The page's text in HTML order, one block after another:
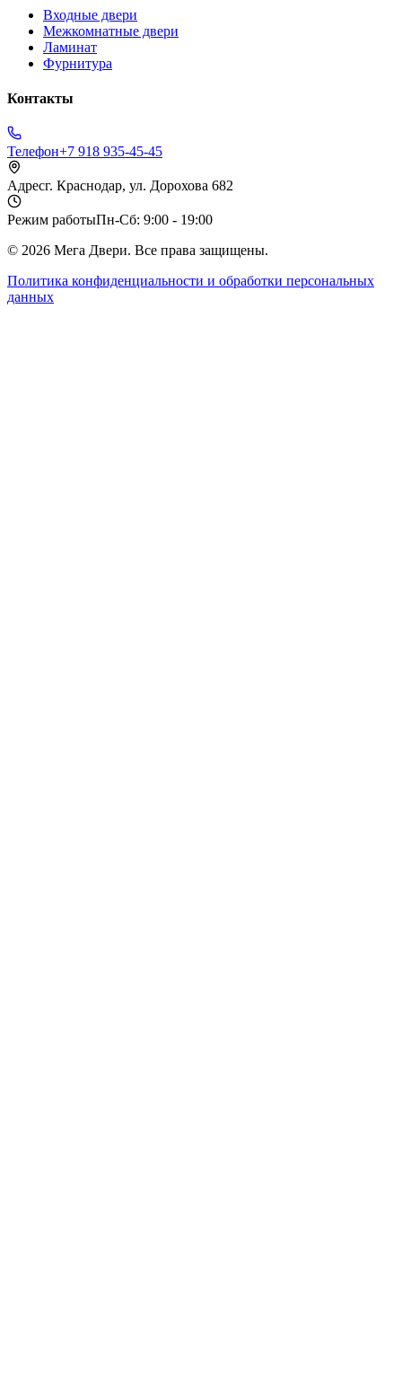
Входные двери
Межкомнатные двери
Ламинат
Фурнитура
Контакты
Телефон+7 918 935-45-45
Адресг. Краснодар, ул. Дорохова 682
Режим работыПн-Сб: 9:00 - 19:00
© 2026 Мега Двери. Все права защищены.
Политика конфиденциальности и обработки персональных
данных